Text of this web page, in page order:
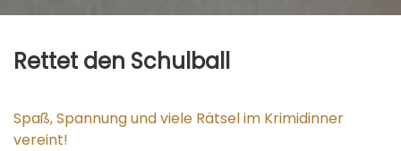
Rettet den Schulball
Spaß, Spannung und viele Rätsel im Krimidinner
vereint!